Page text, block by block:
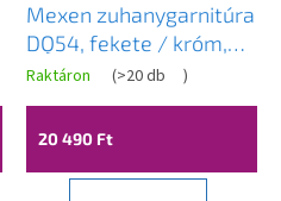
Mexen zuhanygarnitúra
DQ54, fekete / króm,
785544581-71
Raktáron (>20 db )
20 490 Ft